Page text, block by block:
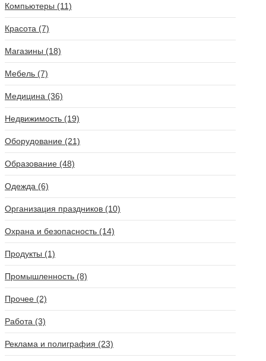
Компьютеры (11)
Красота (7)
Магазины (18)
Мебель (7)
Медицина (36)
Недвижимость (19)
Оборудование (21)
Образование (48)
Одежда (6)
Организация праздников (10)
Охрана и безопасность (14)
Продукты (1)
Промышленность (8)
Прочее (2)
Работа (3)
Реклама и полиграфия (23)